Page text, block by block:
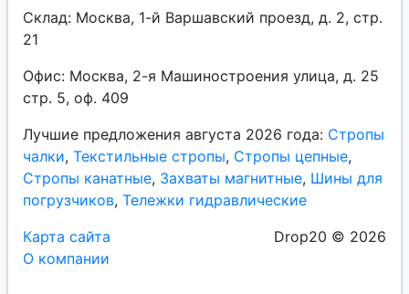
Склад: Москва, 1-й Варшавский проезд, д. 2, стр.
21
Офис: Москва, 2-я Машиностроения улица, д. 25
стр. 5, оф. 409
Лучшие предложения августа 2026 года: Стропы
чалки, Текстильные стропы, Стропы цепные,
Стропы канатные, Захваты магнитные, Шины для
погрузчиков, Тележки гидравлические
Карта сайта
О компании
Drop20 © 2026